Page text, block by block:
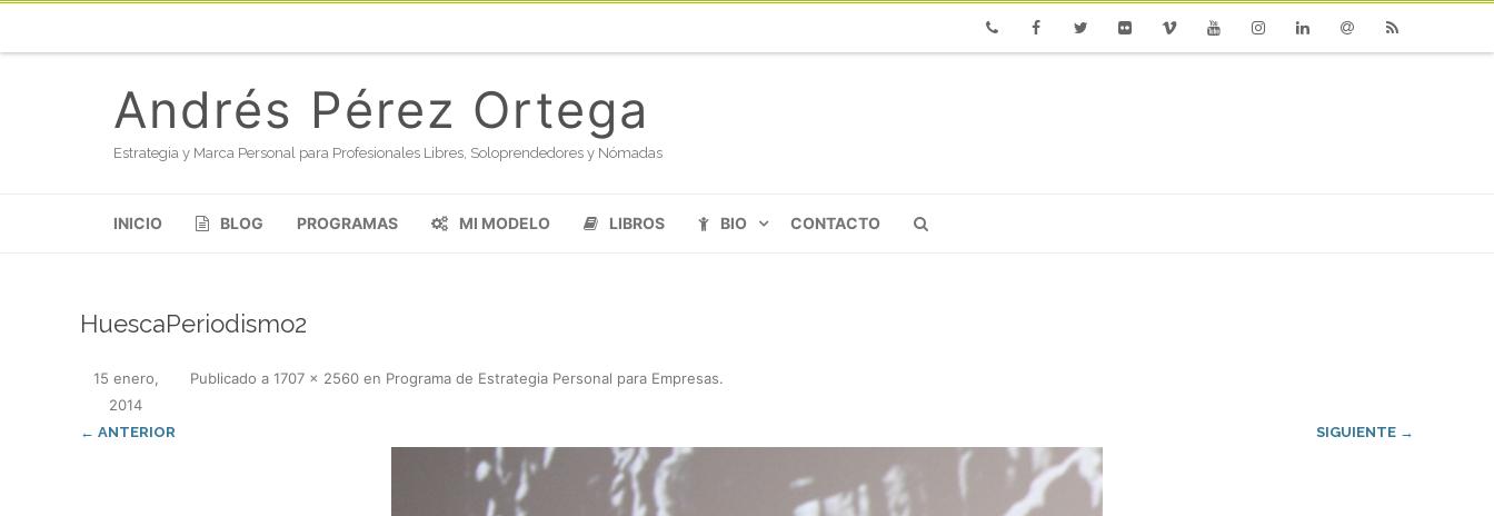
Andrés Pérez Ortega
Estrategia y Marca Personal para Profesionales Libres, Soloprendedores y Nómadas
INICIO BLOG PROGRAMAS MI MODELO LIBROS BIO CONTACTO
HuescaPeriodismo2
Publicado
15 enero,
2014
a 1707 × 2560 en Programa de Estrategia Personal para Empresas.
← ANTERIOR SIGUIENTE →